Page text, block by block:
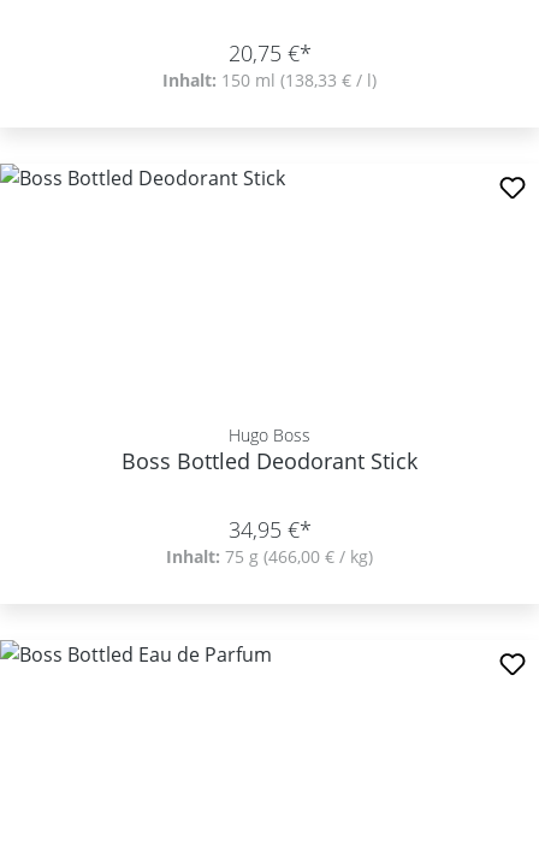
20,75 €*
Inhalt: 150 ml (138,33 € / l)
Hugo Boss
Boss Bottled Deodorant Stick
34,95 €*
Inhalt: 75 g (466,00 € / kg)